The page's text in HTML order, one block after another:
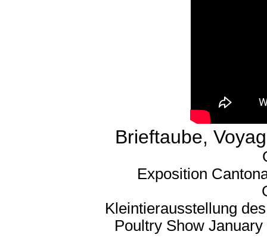
Brieftaube,
Exposition
Kleintierausstellung
Poultry Show